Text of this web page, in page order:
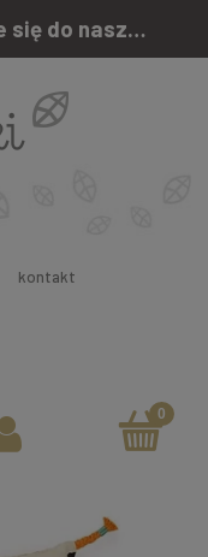
5% RABATU za zapisanie się do naszego newslettera
kontakt